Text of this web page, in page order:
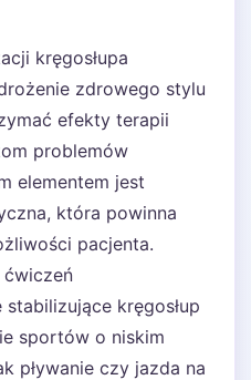
kręgosłupa
zdrowego stylu
efekty terapii
problemów
elementem jest
która powinna
pacjenta.
ćwiczeń
kręgosłup
sportów o niskim
pływanie czy jazda na